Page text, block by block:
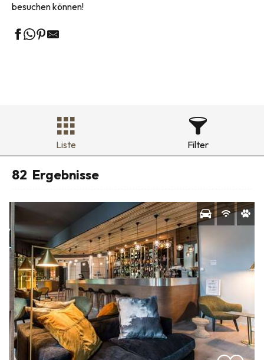
besuchen können!
Liste Filter
82 Ergebnisse